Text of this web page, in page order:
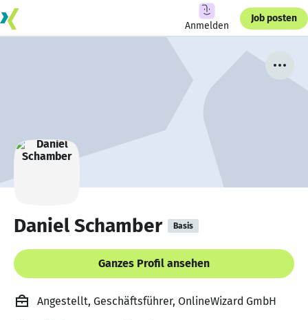
Anmelden
Job posten
Daniel Schamber Basis
Ganzes Profil ansehen
Angestellt, Geschäftsführer, OnlineWizard GmbH